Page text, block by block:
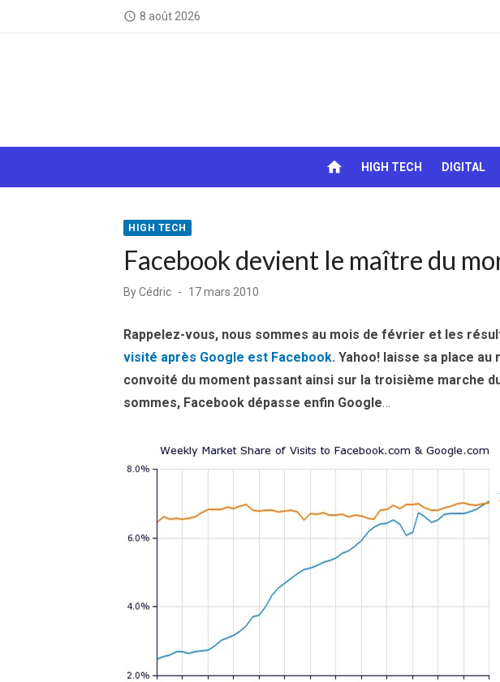
access_time 8 août 2026
home HIGH TECH DIGITAL
HIGH TECH
Facebook devient le maître du
ByCédric
Posted
17 mars 2010
Rappelez-vous, nous sommes au mois de février et les
visité après Google est Facebook. Yahoo! laisse sa place au
convoité du moment passant ainsi sur la troisième marche
sommes, Facebook dépasse enfin Google…